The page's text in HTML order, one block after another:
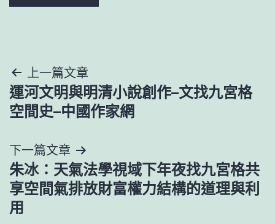
文
章
覽
上一篇文章
運河文明與明清小說創作–文找九宮格
空間史–中國作家網
下一篇文章
朱冰：天氣法學視域下年夜找九宮格共
享空間氣排放財富權力結構的道理與利
用